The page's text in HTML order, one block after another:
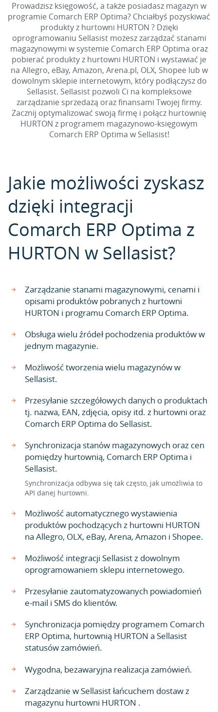
Prowadzisz księgowość, a także posiadasz magazyn w
programie Comarch ERP Optima? Chciałbyś pozyskiwać
produkty z hurtowni HURTON ? Dzięki
oprogramowaniu Sellasist możesz zarządzać stanami
magazynowymi w systemie Comarch ERP Optima oraz
pobierać produkty z hurtowni HURTON i wystawiać je
na Allegro, eBay, Amazon, Arena.pl, OLX, Shopee lub w
dowolnym sklepie internetowym, który podłączysz do
Sellasist. Sellasist pozwoli Ci na kompleksowe
zarządzanie sprzedażą oraz finansami Twojej firmy.
Zacznij optymalizować swoją firmę i połącz hurtownię
HURTON z programem magazynowo-księgowym
Comarch ERP Optima w Sellasist!
Jakie możliwości zyskasz
dzięki integracji
Comarch ERP Optima z
HURTON w Sellasist?
Zarządzanie stanami magazynowymi, cenami i
opisami produktów pobranych z hurtowni
HURTON i programu Comarch ERP Optima.
Obsługa wielu źródeł pochodzenia produktów w
jednym magazynie.
Możliwość tworzenia wielu magazynów w
Sellasist.
Przesyłanie szczegółowych danych o produktach
tj. nazwa, EAN, zdjęcia, opisy itd. z hurtowni oraz
Comarch ERP Optima do Sellasist.
Synchronizacja stanów magazynowych oraz cen
pomiędzy hurtownią, Comarch ERP Optima i
Sellasist.
Synchronizacja odbywa się tak często, jak umożliwia to
API danej hurtowni.
Możliwość automatycznego wystawienia
produktów pochodzących z hurtowni HURTON
na Allegro, OLX, eBay, Arena, Amazon i Shopee.
Możliwość integracji Sellasist z dowolnym
oprogramowaniem sklepu internetowego.
Przesyłanie zautomatyzowanych powiadomień
e-mail i SMS do klientów.
Synchronizacja pomiędzy programem Comarch
ERP Optima, hurtownią HURTON a Sellasist
statusów zamówień.
Wygodna, bezawaryjna realizacja zamówień.
Zarządzanie w Sellasist łańcuchem dostaw z
magazynu hurtowni HURTON .